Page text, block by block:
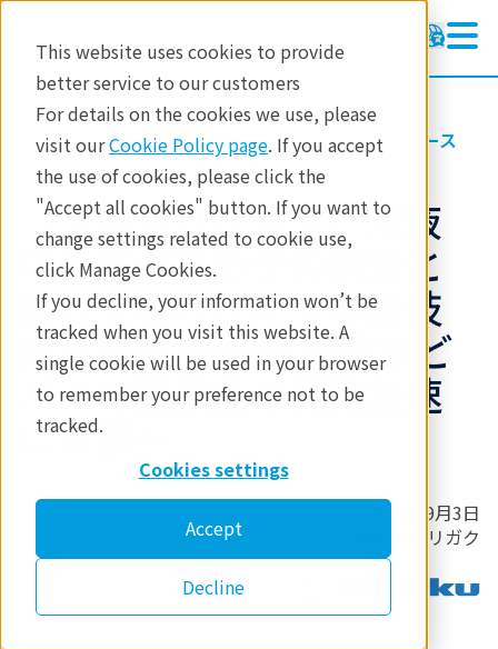
This website uses cookies to provide
better service to our customers
For details on the cookies we use, please
visit ourCookie Policy page. If you accept
the use of cookies, please click the
"Accept all cookies" button. If you want to
change settings related to cookie use,
click Manage Cookies.
If you decline, your information won’t be
tracked when you visit this website. A
single cookie will be used in your browser
to remember your preference not to be
tracked.
Cookies settings
Accept
Decline
リガクについて お知らせ・プレスリリース
【プレスリリース】溶液
中の生体高分子の構造と
動きを明らかにする新技
術を開発 ～抗体医薬など
バイオ医薬品の開発加速
に貢献～
2024年9月3日
株式会社リガク